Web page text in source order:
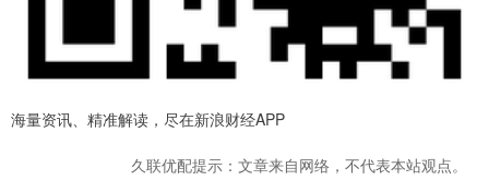
海量资讯、精准解读，尽在新浪财经APP
久联优配提示：文章来自网络，不代表本站观点。